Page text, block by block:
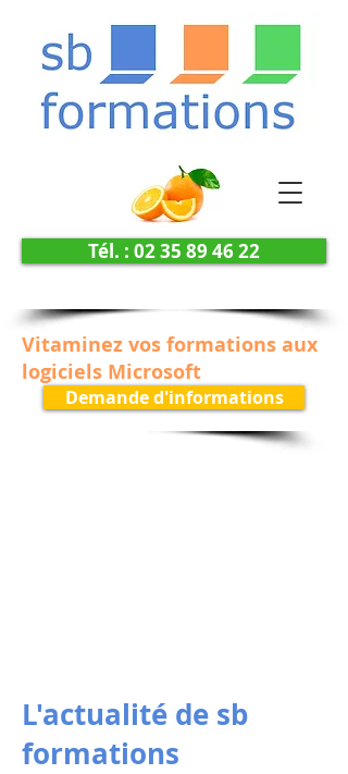
Tél. : 02 35 89 46 22
Vitaminez vos formations aux
logiciels Microsoft
Demande d'informations
L'actualité de sb
formations